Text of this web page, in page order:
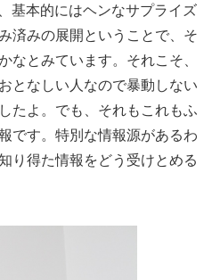
基本的にはヘンなサプライズ
済みの展開ということで、そ
なとみています。それこそ、
となしい人なので暴動しない
たよ。でも、それもこれもふ
です。特別な情報源があるわ
り得た情報をどう受けとめる